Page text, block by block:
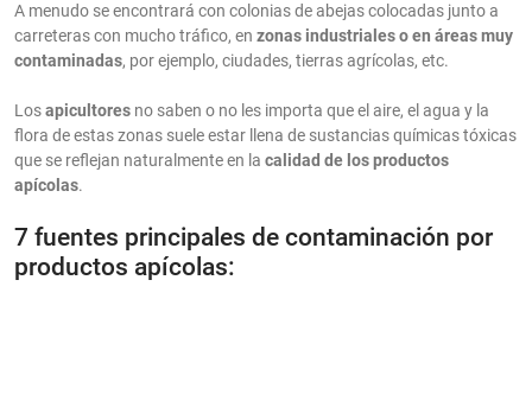
A menudo se encontrará con colonias de abejas colocadas junto a
carreteras con mucho tráfico, en zonas industriales o en áreas muy
contaminadas, por ejemplo, ciudades, tierras agrícolas, etc.
Losapicultores no saben o no les importa que el aire, el agua y la
flora de estas zonas suele estar llena de sustancias químicas tóxicas
que se reflejan naturalmente en la calidad de los productos
apícolas.
7 fuentes principales de contaminación por
productos apícolas: